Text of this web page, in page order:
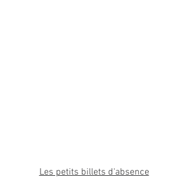
Les petits billets d'absence